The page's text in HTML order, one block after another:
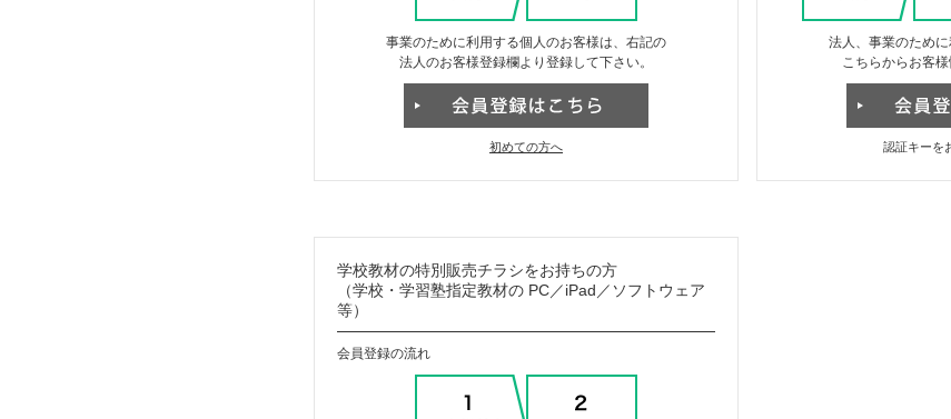
事業のために利用する個人のお客様は、右記の
法人のお客様登録欄より登録して下さい。
初めての方へ
法人、事業のために
こちらからお客様
認証キーを
学校教材の特別販売チラシをお持ちの方
（学校・学習塾指定教材の PC／iPad／ソフトウェア
等）
会員登録の流れ